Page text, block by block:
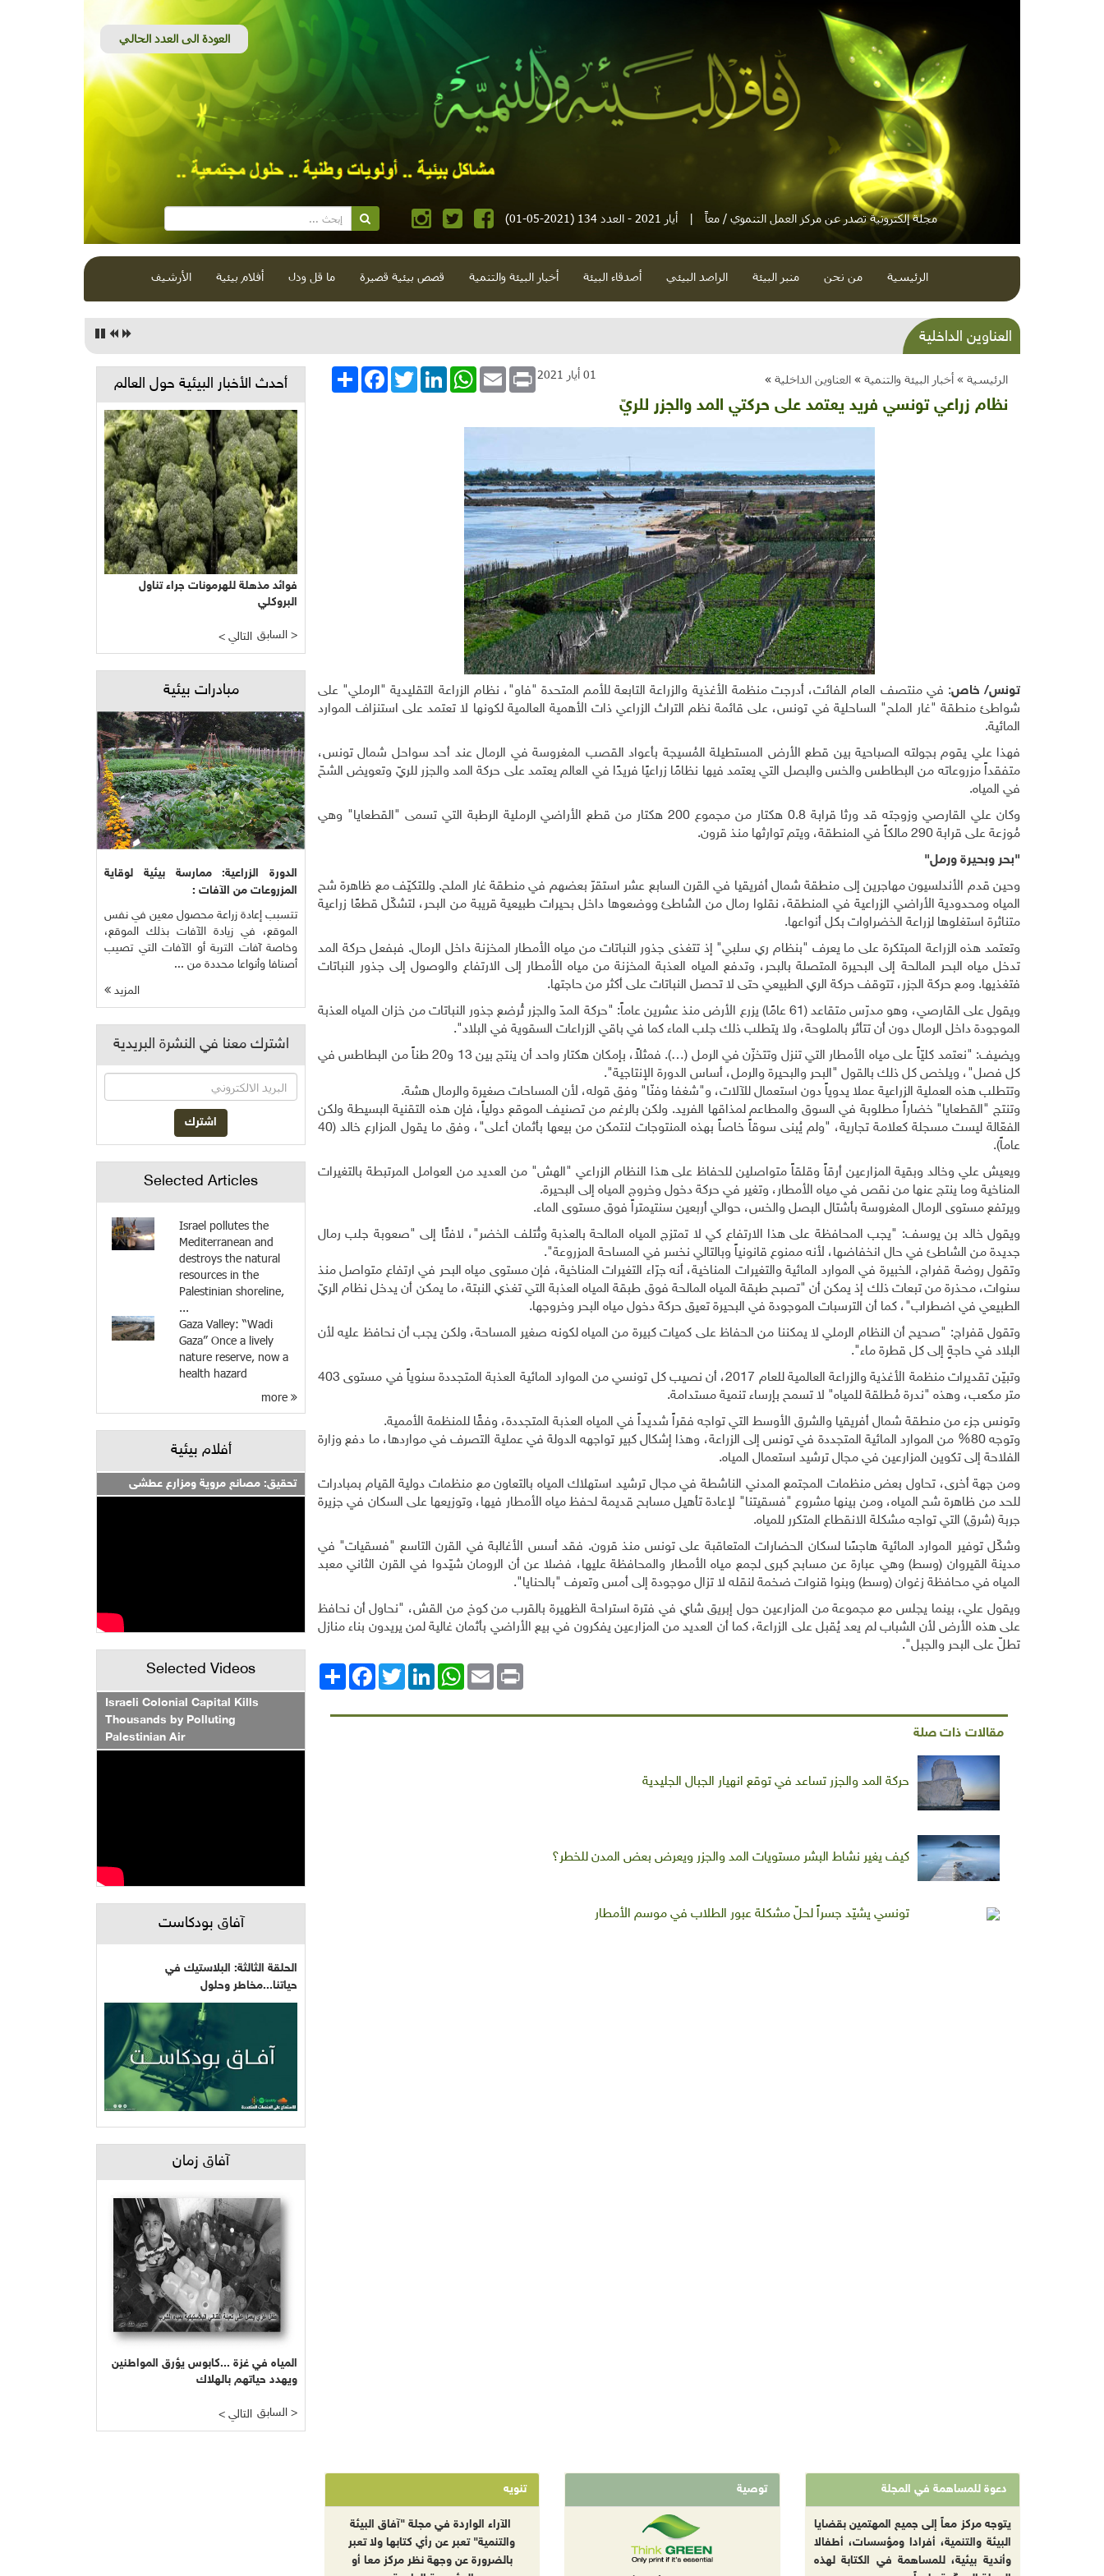
مجلة إلكترونية تصدر عن مركز العمل التنموي / معاً | أيار 2021 - العدد 134 (2021-05-01)
الرئيسية من نحن منبر البيئة الراصد البيئي أصدقاء البيئة أخبار البيئة والتنمية قصص بيئية قصيرة ما قل ودل أفلام بيئية الأرشيف
العناوين الداخلية
الرئيسية » أخبار البيئة والتنمية » العناوين الداخلية » انشر
FacebookTwitterLinkedInWhatsApp Email Print 01 أيار 2021
نظام زراعي تونسي فريد يعتمد على حركتي المد والجزر للريّ
تونس/ خاص: في منتصف العام الفائت، أدرجت منظمة الأغذية والزراعة التابعة للأمم المتحدة "فاو"، نظام الزراعة التقليدية "الرملي" على
شواطئ منطقة "غار الملح" الساحلية في تونس، على قائمة نظم التراث الزراعي ذات الأهمية العالمية لكونها لا تعتمد على استنزاف الموارد
المائية.
فهذا علي يقوم بجولته الصباحية بين قطع الأرض المستطيلة المُسيجة بأعواد القصب المغروسة في الرمال عند أحد سواحل شمال تونس،
متفقداً مزروعاته من البطاطس والخس والبصل التي يعتمد فيها نظامًا زراعيًا فريدًا في العالم يعتمد على حركة المد والجزر للريّ وتعويض الشحّ
في المياه.
وكان علي القارصي وزوجته قد ورثا قرابة 0.8 هكتار من مجموع 200 هكتار من قطع الأراضي الرملية الرطبة التي تسمى "القطعايا" وهي
مُوزعة على قرابة 290 مالكاً في المنطقة، ويتم توارثها منذ قرون.
"بحر وبحيرة ورمل"
وحين قدم الأندلسيون مهاجرين إلى منطقة شمال أفريقيا في القرن السابع عشر استقرّ بعضهم في منطقة غار الملح. وللتكيّف مع ظاهرة شح
المياه ومحدودية الأراضي الزراعية في المنطقة، نقلوا رمال من الشاطئ ووضعوها داخل بحيرات طبيعية قريبة من البحر، لتشكّل قطعًا زراعية
متناثرة استغلوها لزراعة الخضراوات بكل أنواعها.
وتعتمد هذه الزراعة المبتكرة على ما يعرف "بنظام ري سلبي" إذ تتغذى جذور النباتات من مياه الأمطار المخزنة داخل الرمال. فبفعل حركة المد
تدخل مياه البحر المالحة إلى البحيرة المتصلة بالبحر، وتدفع المياه العذبة المخزنة من مياه الأمطار إلى الارتفاع والوصول إلى جذور النباتات
فتغذيها. ومع حركة الجزر، تتوقف حركة الري الطبيعي حتى لا تحصل النباتات على أكثر من حاجتها.
ويقول على القارصي، وهو مدرّس متقاعد (61 عامًا) يزرع الأرض منذ عشرين عاماً: "حركة المدّ والجزر تُرضع جذور النباتات من خزان المياه العذبة
الموجودة داخل الرمال دون أن تتأثر بالملوحة، ولا يتطلب ذلك جلب الماء كما في باقي الزراعات السقوية في البلاد".
ويضيف: "نعتمد كليّاً على مياه الأمطار التي تنزل وتتخزّن في الرمل (…). فمثلاً، بإمكان هكتار واحد أن ينتج بين 13 و20 طناً من البطاطس في
كل فصل"، ويلخص كل ذلك بالقول "البحر والبحيرة والرمل، أساس الدورة الإنتاجية".
وتتطلب هذه العملية الزراعية عملا يدوياً دون استعمال للآلات، و"شغفا وفنّا" وفق قوله، لأن المساحات صغيرة والرمال هشة.
وتنتج "القطعايا" خضاراً مطلوبة في السوق والمطاعم لمذاقها الفريد. ولكن بالرغم من تصنيف الموقع دولياً، فإن هذه التقنية البسيطة ولكن
الفعّالة ليست مسجلة كعلامة تجارية، "ولم يُبنى سوقاً خاصاً بهذه المنتوجات لنتمكن من بيعها بأثمان أعلى"، وفق ما يقول المزارع خالد (40
عاماً).
ويعيش علي وخالد وبقية المزارعين أرقاً وقلقاً متواصلين للحفاظ على هذا النظام الزراعي "الهش" من العديد من العوامل المرتبطة بالتغيرات
المناخية وما ينتج عنها من نقص في مياه الأمطار، وتغير في حركة دخول وخروج المياه إلى البحيرة.
ويرتفع مستوى الرمال المغروسة بأشتال البصل والخس، حوالي أربعين سنتيمتراً فوق مستوى الماء.
ويقول خالد بن يوسف: "يجب المحافظة على هذا الارتفاع كي لا تمتزج المياه المالحة بالعذبة وتُتلف الخضر"، لافتًا إلى "صعوبة جلب رمال
جديدة من الشاطئ في حال انخفاضها، لأنه ممنوع قانونياً وبالتالي نخسر في المساحة المزروعة".
وتقول روضة قفراج، الخبيرة في الموارد المائية والتغيرات المناخية، أنه جرّاء التغيرات المناخية، فإن مستوى مياه البحر في ارتفاع متواصل منذ
سنوات، محذرة من تبعات ذلك إذ يمكن أن "تصبح طبقة المياه المالحة فوق طبقة المياه العذبة التي تغذي النبتة، ما يمكن أن يدخل نظام الريّ
الطبيعي في اضطراب"، كما أن الترسبات الموجودة في البحيرة تعيق حركة دخول مياه البحر وخروجها.
وتقول قفراج: "صحيح أن النظام الرملي لا يمكننا من الحفاظ على كميات كبيرة من المياه لكونه صغير المساحة، ولكن يجب أن نحافظ عليه لأن
البلاد في حاجةٍ إلى كل قطرة ماء".
وتبيّن تقديرات منظمة الأغذية والزراعة العالمية للعام 2017، أن نصيب كل تونسي من الموارد المائية العذبة المتجددة سنوياً في مستوى 403
متر مكعب، وهذه "ندرة مُطلقة للمياه" لا تسمح بإرساء تنمية مستدامة.
وتونس جزء من منطقة شمال أفريقيا والشرق الأوسط التي تواجه فقراً شديداً في المياه العذبة المتجددة، وفقًا للمنظمة الأممية.
وتوجه 80% من الموارد المائية المتجددة في تونس إلى الزراعة، وهذا إشكال كبير تواجهه الدولة في عملية التصرف في مواردها، ما دفع وزارة
الفلاحة إلى تكوين المزارعين في مجال ترشيد استعمال المياه.
ومن جهة أخرى، تحاول بعض منظمات المجتمع المدني الناشطة في مجال ترشيد استهلاك المياه بالتعاون مع منظمات دولية القيام بمبادرات
للحد من ظاهرة شح المياه، ومن بينها مشروع "فسقيتنا" لإعادة تأهيل مسابح قديمة لحفظ مياه الأمطار فيها، وتوزيعها على السكان في جزيرة
جربة (شرق) التي تواجه مشكلة الانقطاع المتكرر للمياه.
وشكّل توفير الموارد المائية هاجسًا لسكان الحضارات المتعاقبة على تونس منذ قرون. فقد أسس الأغالبة في القرن التاسع "فسقيات" في
مدينة القيروان (وسط) وهي عبارة عن مسابح كبرى لجمع مياه الأمطار والمحافظة عليها، فضلا عن أن الرومان شيّدوا في القرن الثاني معبد
المياه في محافظة زغوان (وسط) وبنوا قنوات ضخمة لنقله لا تزال موجودة إلى أمس وتعرف "بالحنايا".
ويقول علي، بينما يجلس مع مجموعة من المزارعين حول إبريق شاي في فترة استراحة الظهيرة بالقرب من كوخ من القش، "نحاول أن نحافظ
على هذه الأرض لأن الشباب لم يعد يُقبل على الزراعة، كما أن العديد من المزارعين يفكرون في بيع الأراضي بأثمان غالية لمن يريدون بناء منازل
تطلّ على البحر والجبل".
انشر
FacebookTwitterLinkedIn
WhatsAppEmail Print
مقالات ذات صلة
حركة المد والجزر تساعد في توقع انهيار الجبال الجليدية
كيف يغير نشاط البشر مستويات المد والجزر ويعرض بعض المدن للخطر؟
تونسي يشيّد جسراً لحلّ مشكلة عبور الطلاب في موسم الأمطار
أحدث الأخبار البيئية حول العالم
فوائد مذهلة للهرمونات جراء تناول
البروكلي
< التالي السابق >
مبادرات بيئية
الدورة الزراعية: ممارسة بيئية لوقاية
المزروعات من الآفات :
تتسبب إعادة زراعة محصول معين في نفس
الموقع، في زيادة الآفات بذلك الموقع،
وخاصة آفات التربة أو الآفات التي تصيب
أصنافا وأنواعا محددة من ...
المزيد
اشترك معنا في النشرة البريدية
Selected Articles
Israel pollutes the
Mediterranean and
destroys the natural
resources in the
Palestinian shoreline,
...
Gaza Valley: “Wadi
Gaza” Once a lively
nature reserve, now a
health hazard
أفلام بيئية
تحقيق: مصانع مروية ومزارع عطشى
Selected Videos
Israeli Colonial Capital Kills
Thousands by Polluting
Palestinian Air
آفاق بودكاست
الحلقة الثالثة: البلاستيك في
حياتنا...مخاطر وحلول
آفاق زمان
المياه في غزة ...كابوس يؤرق المواطنين
ويهدد حياتهم بالهلاك
< التالي السابق >
دعوة للمساهمة في المجلة
يتوجه مركز معاً إلى جميع المهتمين بقضايا
البيئة والتنمية، أفرادا ومؤسسات، أطفالا
وأندية بيئية، للمساهمة في الكتابة لهذه
توصية تنويه
الآراء الواردة في مجلة "آفاق البيئة
والتنمية" تعبر عن رأي كتابها ولا تعبر
بالضرورة عن وجهة نظر مركز معا أو